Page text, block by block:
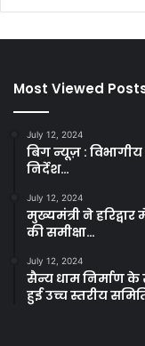
Most Viewed
July 12, 2024
बिग न्यूज़ : विभागीय
निर्देश…
July 12, 2024
मुख्यमंत्री ने
की समीक्षा…
July 12, 2024
सैन्य धाम निर्माण
हुई उच्च स्तरीय